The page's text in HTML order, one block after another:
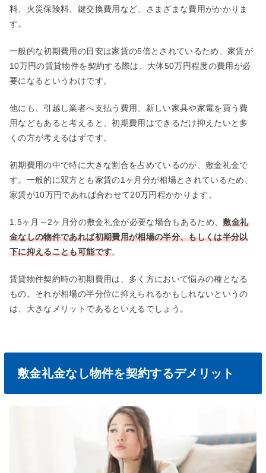
料、火災保険料、鍵交換費用など、さまざまな費用がかかりま
す。
一般的な初期費用の目安は家賃の5倍とされているため、家賃が
10万円の賃貸物件を契約する際は、大体50万円程度の費用が必
要になるというわけです。
他にも、引越し業者へ支払う費用、新しい家具や家電を買う費
用などもあると考えると、初期費用はできるだけ抑えたいと多
くの方が考えるはずです。
初期費用の中で特に大きな割合を占めているのが、敷金礼金で
す。一般的に双方とも家賃の1ヶ月分が相場とされているため、
家賃が10万円であれば合わせて20万円程かかります。
1.5ヶ月～2ヶ月分の敷金礼金が必要な場合もあるため、敷金礼
金なしの物件であれば初期費用が相場の半分、もしくは半分以
下に抑えることも可能です。
賃貸物件契約時の初期費用は、多く方において悩みの種となる
もの。それが相場の半分位に抑えられるかもしれないというの
は、大きなメリットであるといえるでしょう。
敷金礼金なし物件を契約するデメリット